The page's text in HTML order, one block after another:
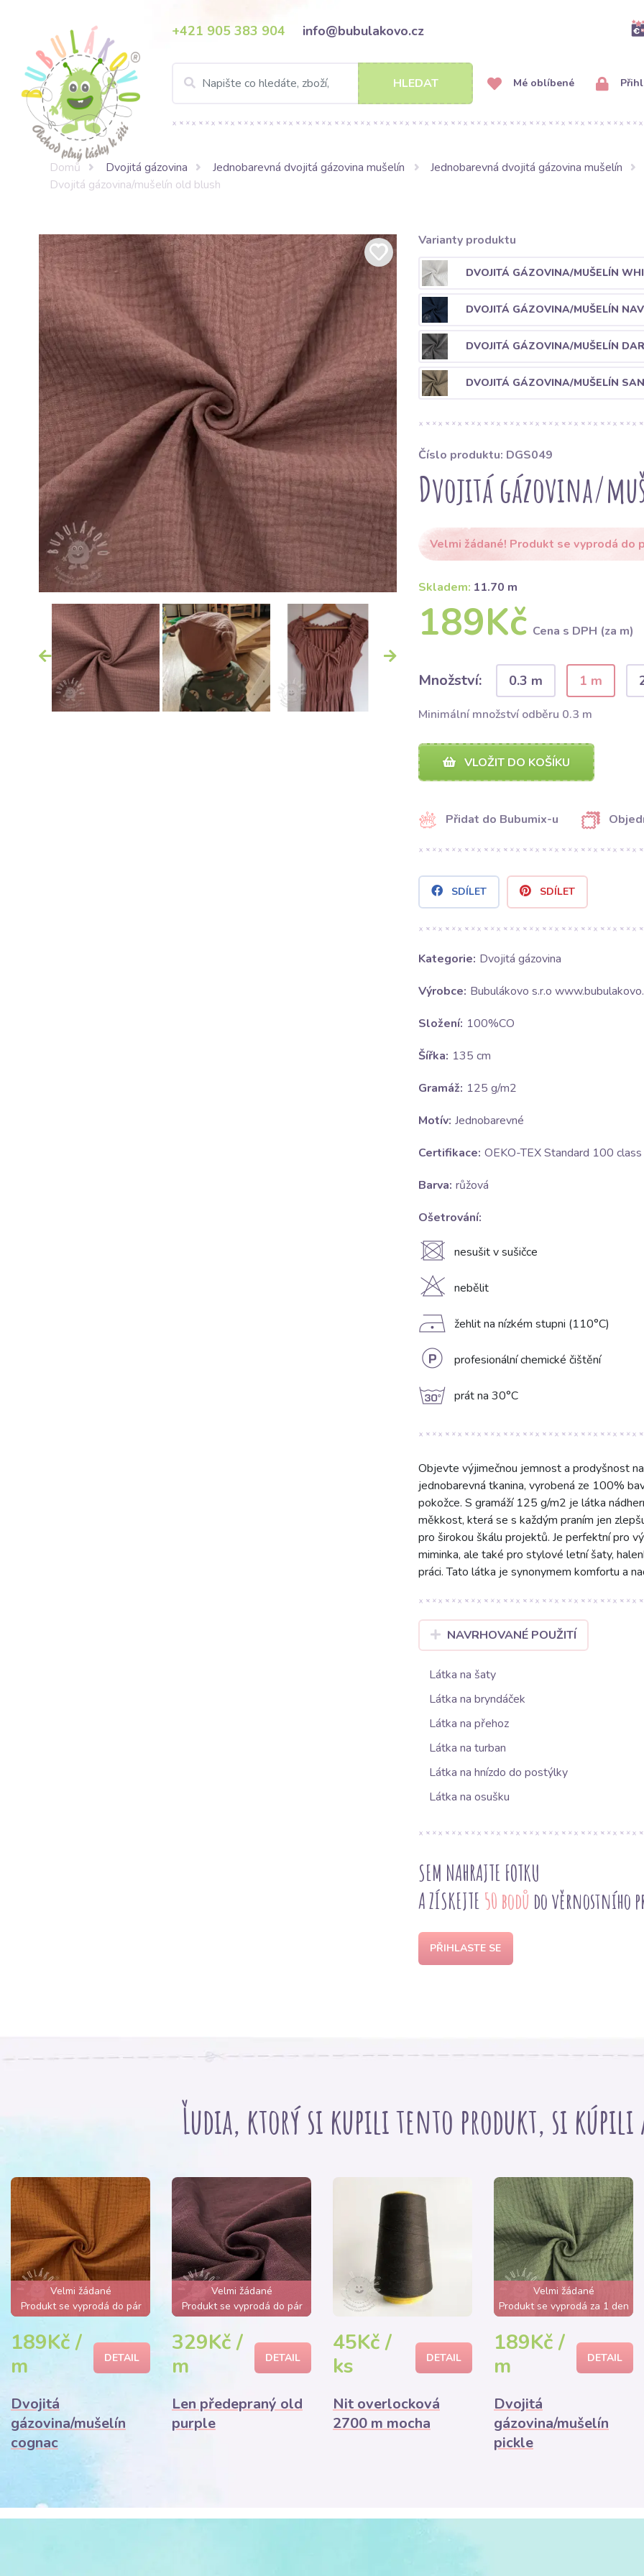
+421 905 383 904 info@bubulakovo.cz
HLEDAT Mé oblíbené
Domů Dvojitá gázovina Jednobarevná dvojitá gázovina mušelín
Jednobarevná dvojitá gázovina mušelín
Dvojitá gázovina/mušelín old blush
Varianty produktu
DVOJITÁ GÁZOVINA/MUŠELÍN
DVOJITÁ GÁZOVINA/MUŠELÍN
DVOJITÁ GÁZOVINA/MUŠELÍN
DVOJITÁ GÁZOVINA/MUŠELÍN
Číslo produktu: DGS049
Dvojitá gázovina/
Velmi žádané! Produkt se vyprodá do
Skladem: 11.70 m
189Kč Cena s DPH (za m)
Množství: 0.3 m 1 m
Minimální množství odběru 0.3 m
VLOŽIT DO KOŠÍKU
Přidat do Bubumix-u
SDÍLET SDÍLET
Kategorie: Dvojitá gázovina
Výrobce: Bubulákovo s.r.o
Složení: 100%CO
Šířka: 135 cm
Gramáž: 125 g/m2
Motív: Jednobarevné
Certifikace: OEKO-TEX Standard 100 class
Barva: růžová
Ošetrování:
U nesušit v sušičce
H nebělit
D žehlit na nízkém stupni (110°C)
L profesionální chemické čištění
g prát na 30°C
Objevte výjimečnou jemnost a prodyšnost
jednobarevná tkanina, vyrobená ze 100%
pokožce. S gramáží 125 g/m2 je látka
měkkost, která se s každým praním jen
pro širokou škálu projektů. Je perfektní pro
miminka, ale také pro stylové letní šaty,
práci. Tato látka je synonymem komfortu a
NAVRHOVANÉ POUŽITÍ
Látka na šaty
Látka na bryndáček
Látka na přehoz
Látka na turban
Látka na hnízdo do postýlky
Látka na osušku
SEM NAHRAJTE FOTKU
A ZÍSKEJTE 50 bodů do věrnostního
PŘIHLASTE SE
Ľudia, ktorý si kupili tento produkt, si
Velmi žádané
Produkt se vyprodá do pár
hodin
189Kč /
m
DETAIL
Dvojitá
gázovina/mušelín
cognac
Velmi žádané
Produkt se vyprodá do pár
hodin
329Kč /
m
DETAIL
Len předepraný old
purple
45Kč /
ks
DETAIL
Nit overlocková
2700 m mocha
Velmi žádané
Produkt se vyprodá za 1 den
189Kč /
m
DETAIL
Dvojitá
gázovina/mušelín
pickle